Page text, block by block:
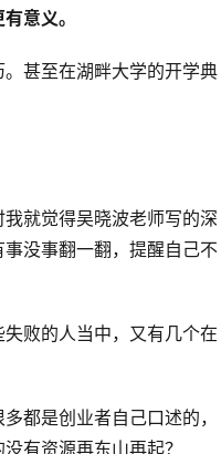
意义。
甚至在湖畔大学的开学典
就觉得吴晓波老师写的深
没事翻一翻，提醒自己不
败的人当中，又有几个在
都是创业者自己口述的，
有资源再东山再起？